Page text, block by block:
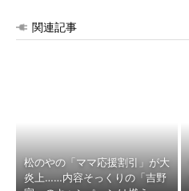
関連記事
松のやの「ママ応援割引」が大
炎上……内容そっくりの「吉野